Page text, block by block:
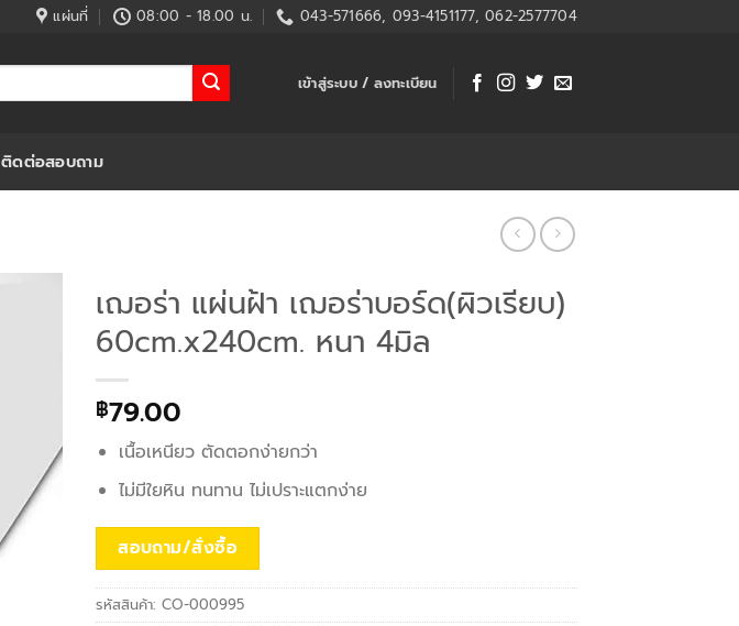
แผ่นที่ 08:00 - 18.00 น. 043-571666, 093-4151177, 062-2577704
เข้าสู่ระบบ / ลงทะเบียน
ติดต่อสอบถาม
เฌอร่า แผ่นฝ้า เฌอร่าบอร์ด(ผิวเรียบ)
60cm.x240cm. หนา 4มิล
฿79.00
เนื้อเหนียว ตัดตอกง่ายกว่า
ไม่มีใยหิน ทนทาน ไม่เปราะแตกง่าย
สอบถาม/สั่งซื้อ
รหัสสินค้า:CO-000995